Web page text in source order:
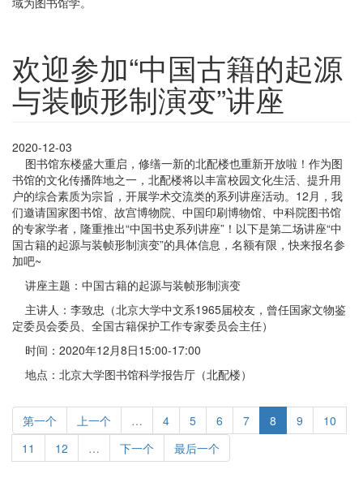
欢迎参加“中国古籍的起源
与装帧形制演变”讲座
2020-12-03
图书馆东楼盛大重启，修缮一新的北配楼也重新开放啦！作为图
书馆的文化传播阵地之一，北配楼将以丰富校园文化生活、提升用
户的综合素质为宗旨，开展学术交流类的系列讲座活动。12月，我
们邀请国家图书馆、故宫博物院、中国印刷博物馆、中科院图书馆
的专家学者，隆重推出“中国书史系列讲座”！以下是第二场讲座“中
国古籍的起源与装帧形制演变”的具体信息，名额有限，快来报名参
加吧~
讲座主题：中国古籍的起源与装帧形制演变
主讲人：李致忠（北京大学中文系1965届校友，曾任国家文物鉴
定委员会委员、全国古籍保护工作专家委员会主任）
时间：2020年12月8日15:00-17:00
地点：北京大学图书馆科学报告厅（北配楼）
第一个 上一个 … 4 5 6 7 8 9
10
11
12 … 下一个 最后一个